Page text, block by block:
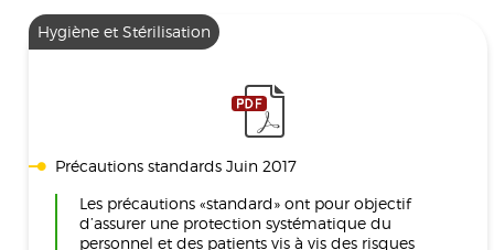
Hygiène et Stérilisation
Précautions standards Juin 2017
Les précautions «standard» ont pour objectif
d’assurer une protection systématique du
personnel et des patients vis à vis des risques